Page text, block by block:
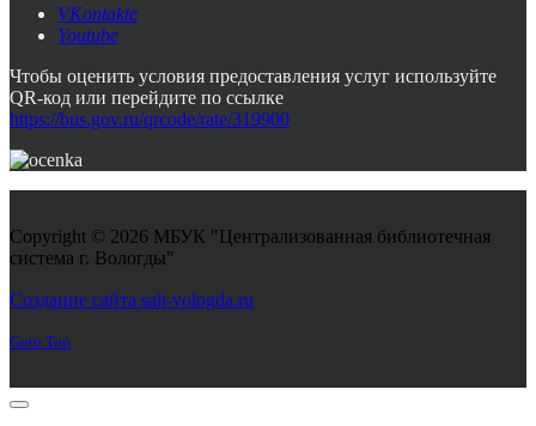
VKontakte
Youtube
Чтобы оценить условия предоставления услуг используйте
QR-код или перейдите по ссылке
https://bus.gov.ru/qrcode/rate/319900
Copyright © 2026 МБУК "Централизованная библиотечная
система г. Вологды"
Создание сайта sait-vologda.ru
Goto Top